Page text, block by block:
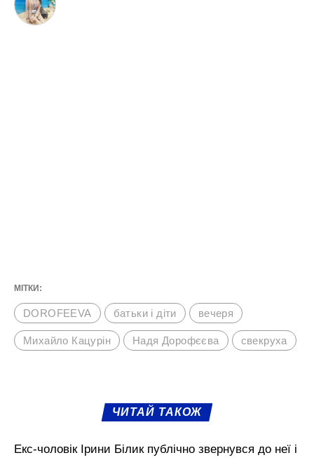
МІТКИ:
DOROFEEVA батьки і діти вечеря
Михайло Кацурін Надя Дорофєєва свекруха
ЧИТАЙ ТАКОЖ
Екс-чоловік Ірини Білик публічно звернувся до неї і